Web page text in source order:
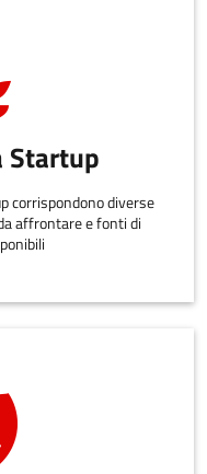
Startup
corrispondono diverse
affrontare e fonti di